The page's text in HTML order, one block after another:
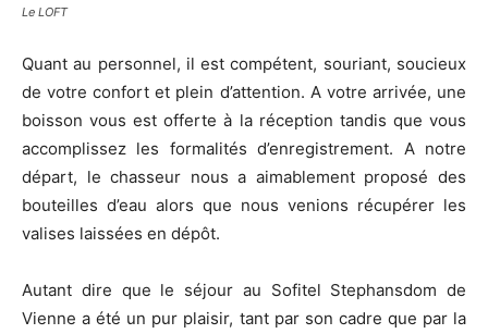
Le LOFT
Quant au personnel, il est compétent, souriant, soucieux
de votre confort et plein d’attention. A votre arrivée, une
boisson vous est offerte à la réception tandis que vous
accomplissez les formalités d’enregistrement. A notre
départ, le chasseur nous a aimablement proposé des
bouteilles d’eau alors que nous venions récupérer les
valises laissées en dépôt.
Autant dire que le séjour au Sofitel Stephansdom de
Vienne a été un pur plaisir, tant par son cadre que par la